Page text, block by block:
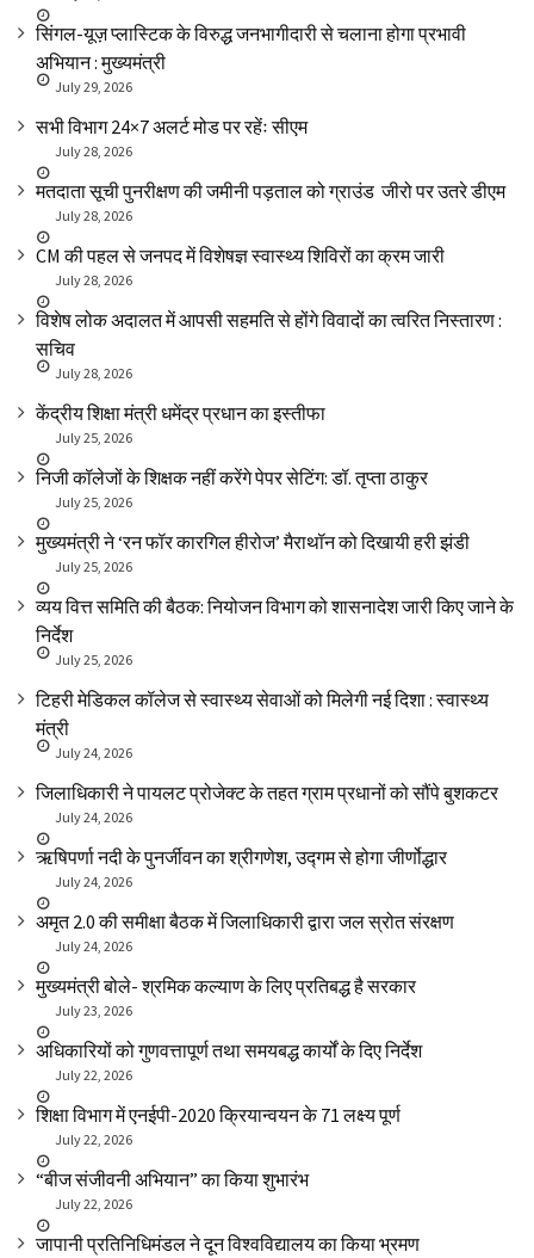
सिंगल-यूज़ प्लास्टिक के विरुद्ध जनभागीदारी से चलाना होगा प्रभावी
अभियान : मुख्यमंत्री
July 29, 2026
सभी विभाग 24×7 अलर्ट मोड पर रहेंः सीएम
July 28, 2026
मतदाता सूची पुनरीक्षण की जमीनी पड़ताल को ग्राउंड जीरो पर उतरे डीएम
July 28, 2026
CM की पहल से जनपद में विशेषज्ञ स्वास्थ्य शिविरों का क्रम जारी
July 28, 2026
विशेष लोक अदालत में आपसी सहमति से होंगे विवादों का त्वरित निस्तारण :
सचिव
July 28, 2026
केंद्रीय शिक्षा मंत्री धमेंद्र प्रधान का इस्तीफा
July 25, 2026
निजी कॉलेजों के शिक्षक नहीं करेंगे पेपर सेटिंग: डॉ. तृप्ता ठाकुर
July 25, 2026
मुख्यमंत्री ने ‘रन फॉर कारगिल हीरोज’ मैराथॉन को दिखायी हरी झंडी
July 25, 2026
व्यय वित्त समिति की बैठक: नियोजन विभाग को शासनादेश जारी किए जाने के
निर्देश
July 25, 2026
टिहरी मेडिकल कॉलेज से स्वास्थ्य सेवाओं को मिलेगी नई दिशा : स्वास्थ्य
मंत्री
July 24, 2026
जिलाधिकारी ने पायलट प्रोजेक्ट के तहत ग्राम प्रधानों को सौंपे बुशकटर
July 24, 2026
ऋषिपर्णा नदी के पुनर्जीवन का श्रीगणेश, उद्गम से होगा जीर्णोद्धार
July 24, 2026
अमृत 2.0 की समीक्षा बैठक में जिलाधिकारी द्वारा जल स्रोत संरक्षण
July 24, 2026
मुख्यमंत्री बोले- श्रमिक कल्याण के लिए प्रतिबद्ध है सरकार
July 23, 2026
अधिकारियों को गुणवत्तापूर्ण तथा समयबद्ध कार्यों के दिए निर्देश
July 22, 2026
शिक्षा विभाग में एनईपी-2020 क्रियान्वयन के 71 लक्ष्य पूर्ण
July 22, 2026
“बीज संजीवनी अभियान” का किया शुभारंभ
July 22, 2026
जापानी प्रतिनिधिमंडल ने दून विश्वविद्यालय का किया भ्रमण